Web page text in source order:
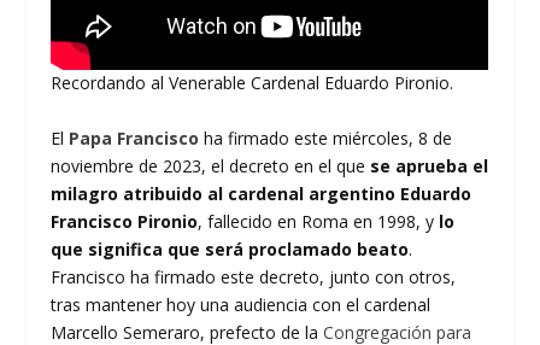
Recordando al Venerable Cardenal Eduardo Pironio.
El Papa Francisco ha firmado este miércoles, 8 de
noviembre de 2023, el decreto en el que se aprueba el
milagro atribuido al cardenal argentino Eduardo
Francisco Pironio, fallecido en Roma en 1998, y lo
que significa que será proclamado beato.
Francisco ha firmado este decreto, junto con otros,
tras mantener hoy una audiencia con el cardenal
Marcello Semeraro, prefecto de laCongregación para